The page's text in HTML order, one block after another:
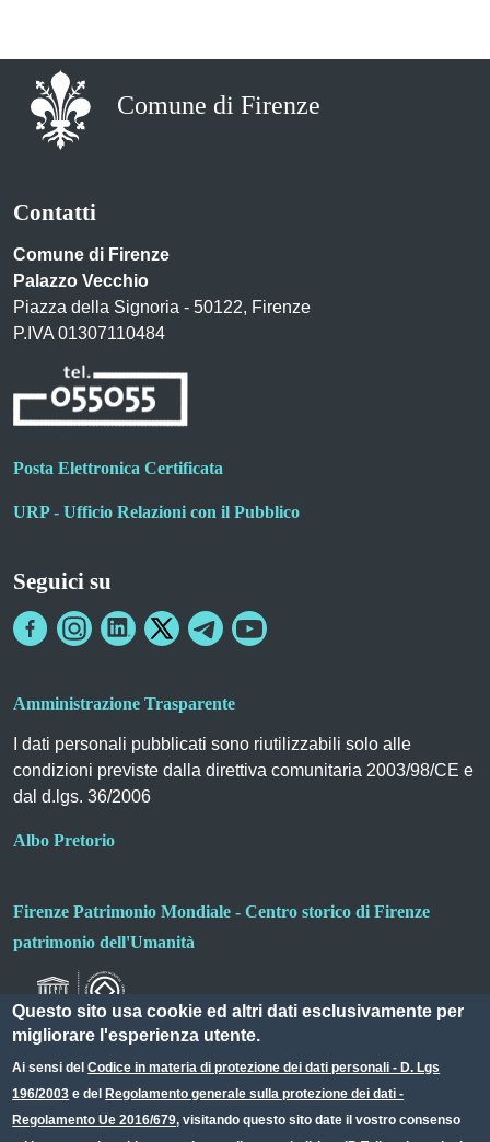
Comune di Firenze
Contatti
Comune di Firenze
Palazzo Vecchio
Piazza della Signoria - 50122, Firenze
P.IVA 01307110484
Posta Elettronica Certificata
URP - Ufficio Relazioni con il Pubblico
Seguici su
Amministrazione Trasparente
I dati personali pubblicati sono riutilizzabili solo alle
condizioni previste dalla direttiva comunitaria 2003/98/CE e
dal d.lgs. 36/2006
Albo Pretorio
Firenze Patrimonio Mondiale - Centro storico di Firenze
patrimonio dell'Umanità
Small prints
Useful links section
Redazione web
Questo sito usa cookie ed altri dati esclusivamente per
migliorare l'esperienza utente.
Ai sensi delCodice in materia di protezione dei dati personali - D. Lgs
196/2003 e del Regolamento generale sulla protezione dei dati -
Regolamento Ue 2016/679, visitando questo sito date il vostro consenso